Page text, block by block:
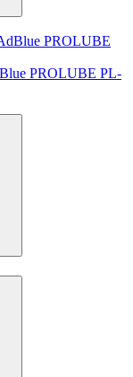
PROLUBE PL-